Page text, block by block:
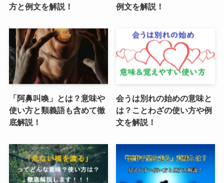
方と例文を解説！
例文を解説！
「阿鼻叫喚」とは？意味や
使い方と類義語も含めて徹
底解説！
会うは別れの始めの意味と
は？ことわざの使い方や例
文を解説！